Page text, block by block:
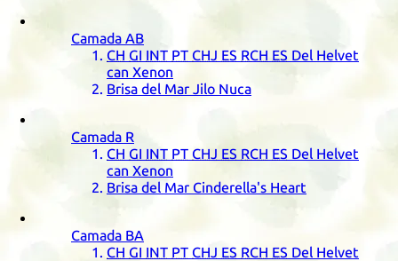
Camada AB
CH GI INT PT CHJ ES RCH ES Del Helvet
can Xenon
Brisa del Mar Jilo Nuca
Camada R
CH GI INT PT CHJ ES RCH ES Del Helvet
can Xenon
Brisa del Mar Cinderella's Heart
Camada BA
CH GI INT PT CHJ ES RCH ES Del Helvet